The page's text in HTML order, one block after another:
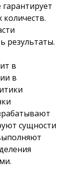
результаты.
в
в
сущности